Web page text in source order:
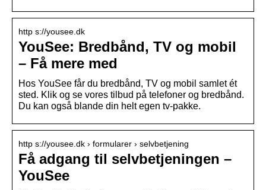
http s://yousee.dk
YouSee: Bredbånd, TV og mobil
– Få mere med
Hos YouSee får du bredbånd, TV og mobil samlet ét
sted. Klik og se vores tilbud på telefoner og bredbånd.
Du kan også blande din helt egen tv-pakke.
http s://yousee.dk › formularer › selvbetjening
Få adgang til selvbetjeningen –
YouSee